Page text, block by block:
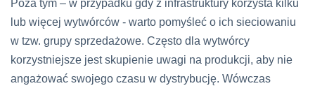
Poza tym – w przypadku gdy z infrastruktury korzysta kilku
lub więcej wytwórców - warto pomyśleć o ich sieciowaniu
w tzw. grupy sprzedażowe. Często dla wytwórcy
korzystniejsze jest skupienie uwagi na produkcji, aby nie
angażować swojego czasu w dystrybucję. Wówczas